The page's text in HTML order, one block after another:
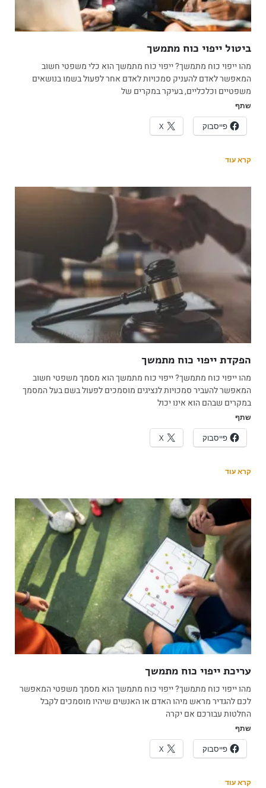
ביטול ייפוי כוח מתמשך
מהו ייפוי כוח מתמשך? ייפוי כוח מתמשך הוא כלי משפטי חשוב
המאפשר לאדם להעניק סמכויות לאדם אחר לפעול בשמו בנושאים
משפטיים וכלכליים, בעיקר במקרים של
שתף
פייסבוק X
קרא עוד
הפקדת ייפוי כוח מתמשך
מהו ייפוי כוח מתמשך? ייפוי כוח מתמשך הוא מסמך משפטי חשוב
המאפשר להעביר סמכויות לנציגים מוסמכים לפעול בשם בעל המסמך
במקרים שבהם הוא אינו יכול
שתף
פייסבוק X
קרא עוד
עריכת ייפוי כוח מתמשך
מהו ייפוי כוח מתמשך? ייפוי כוח מתמשך הוא מסמך משפטי המאפשר
לכם להגדיר מראש מיהו האדם או האנשים שיהיו מוסמכים לקבל
החלטות עבורכם אם יקרה
שתף
פייסבוק X
קרא עוד